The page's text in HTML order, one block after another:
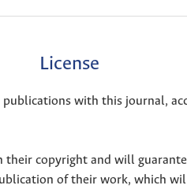
License
publications with this journal,
their copyright and will
of their work, which